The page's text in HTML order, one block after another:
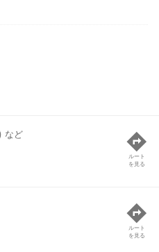
など
ルート
を見る
ルート
を見る